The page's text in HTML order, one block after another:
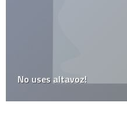
México